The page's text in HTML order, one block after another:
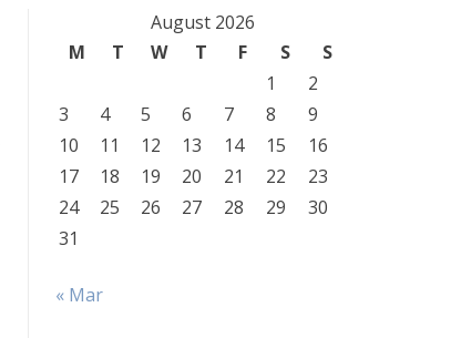
August 2026
M
T W T F S
S
1
2
3
4 5 6 7 8
9
10
11 12 13 14 15
16
17
18 19 20 21 22
23
24
25 26 27 28 29
30
31
« Mar